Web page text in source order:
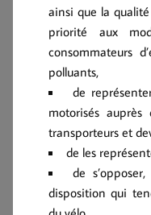
ainsi que la
priorité aux
consommateurs
polluants,
de
motorisés auprès
transporteurs et
de les
de
disposition qui